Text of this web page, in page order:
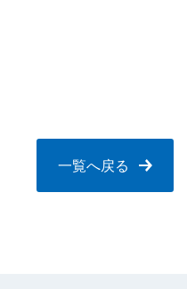
一覧へ戻る